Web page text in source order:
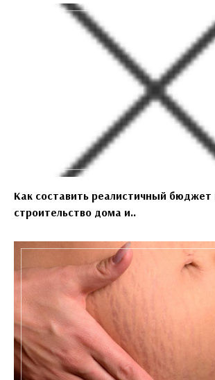
Как составить реалистичный бюджет
строительство дома и..